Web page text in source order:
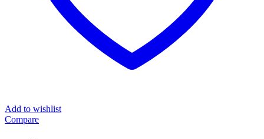
Add to wishlist
Compare